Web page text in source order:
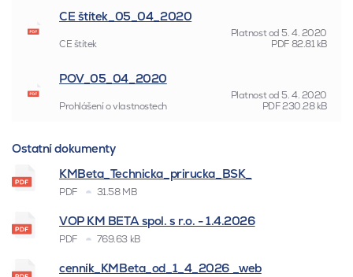
CE štítek_05_04_2020
Platnost od 5. 4. 2020
CE štítek
PDF82.81 kB
POV_05_04_2020
Platnost od 5. 4. 2020
Prohlášení o vlastnostech
PDF230.28 kB
Ostatní dokumenty
KMBeta_Technicka_prirucka_BSK_
PDF 31.58 MB
VOP KM BETA spol. s r.o. - 1.4.2026
PDF 769.63 kB
cenník_KMBeta_od_1_4_2026 _web